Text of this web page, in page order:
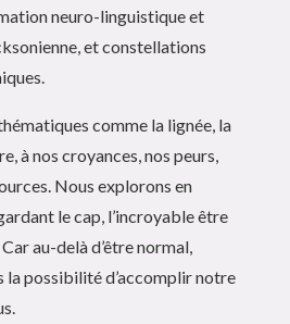
neuro-linguistique et
et constellations
comme la lignée, la
à nos croyances, nos peurs,
Nous explorons en
le cap, l’incroyable être
au-delà d’être normal,
la possibilité d’accomplir notre